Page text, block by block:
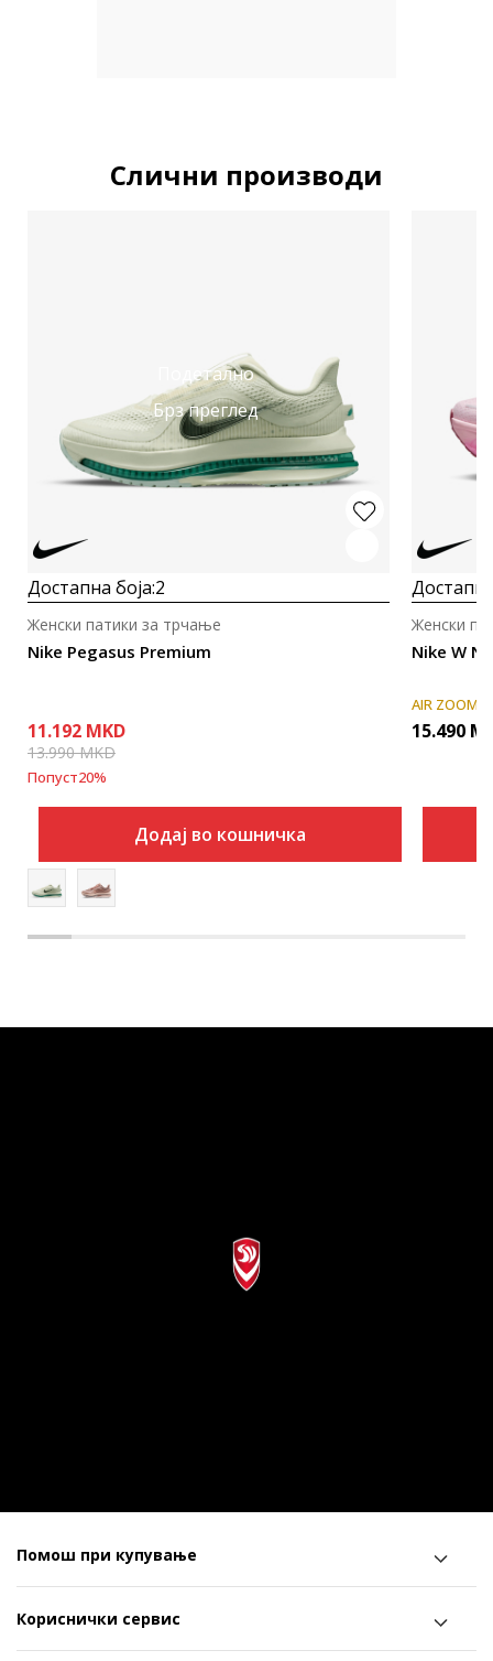
Слични производи
Подетално
Брз преглед
Достапна боја:2
Nike Pegasus Premium
Женски патики за трчање
11.192 MKD
13.990MKD
Попуст20%
Додај во кошничка
Nike W
Женски
AIR ZOOM
15.490
Помош при купување
Кориснички сервис